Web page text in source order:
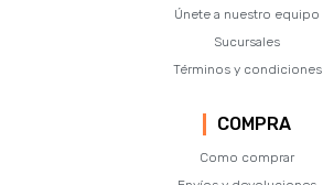
Únete a nuestro equipo
Sucursales
Términos y condiciones
COMPRA
Como comprar